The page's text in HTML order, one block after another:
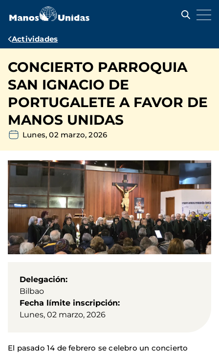
contenido
Ruta
navegación
Actividades
CONCIERTO PARROQUIA
SAN IGNACIO DE
PORTUGALETE A FAVOR DE
MANOS UNIDAS
Lunes, 02 marzo, 2026
Delegación
Bilbao
Fecha límite inscripción
Lunes, 02 marzo, 2026
El pasado 14 de febrero se celebro un concierto